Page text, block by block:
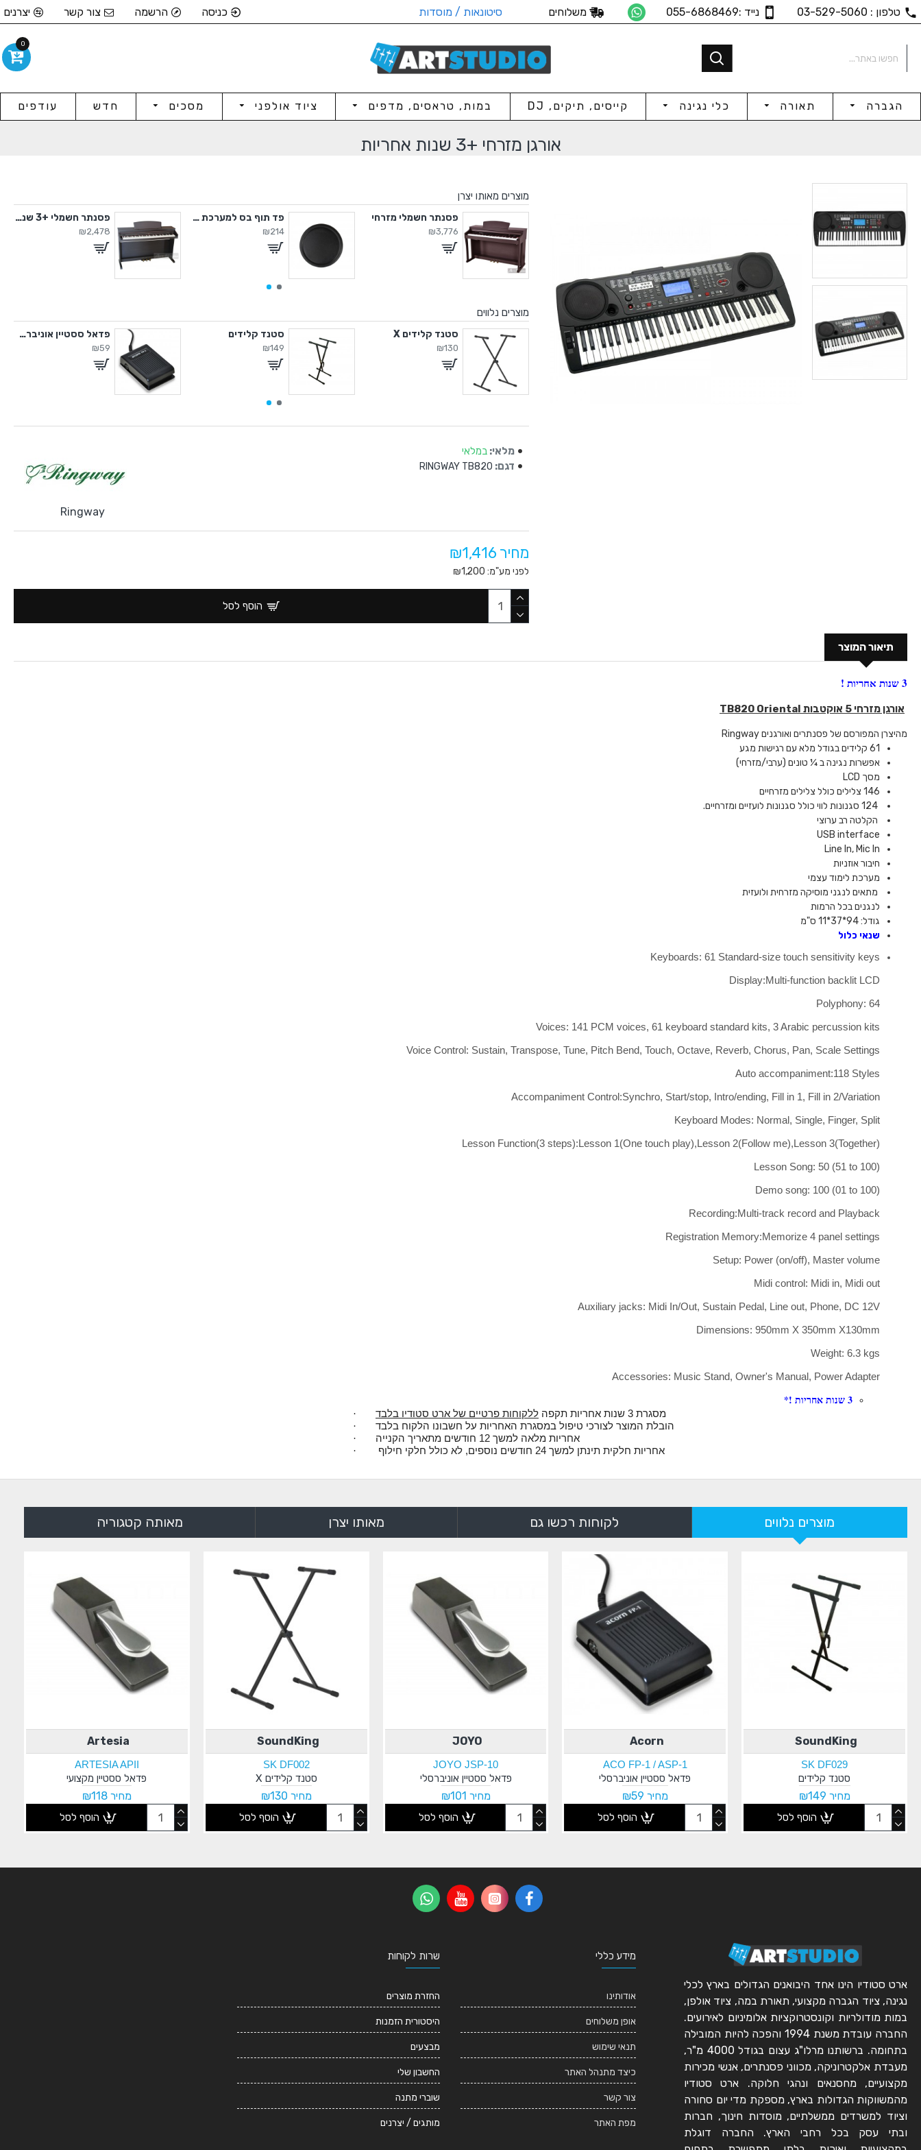
טלפון : 03-529-5060 נייד :055-6868469 משלוחים סיטונאות / מוסדות כניסה הרשמה צור קשר יצרנים
הגברה תאורה כלי נגינה קייסים, תיקים, DJ במות, טראסים, מדפים ציוד אולפני מסכים חדש עודפים
אורגן מזרחי +3 שנות אחריות
מוצרים מאותו יצרן
פסנתר חשמלי מזרחי
₪3,776
פד תוף בס למערכת TD92
₪214
פסנתר חשמלי +3 שנות אחריות
₪2,478
מוצרים נלווים
פדאל ססטיין אוניברסלי
₪101
סטנד קלידים X
₪130
סטנד קלידים
₪149
פדאל ססטיין אוניברסלי
₪59
מלאי: במלאי
דגם: RINGWAY TB820
Ringway
מחיר ₪1,416
לפני מע"מ: ₪1,200
הוסף לסל
תיאור המוצר
3 שנות אחריות !
אורגן מזרחי 5 אוקטבות TB820 Oriental
מהיצרן המפורסם של פסנתרים ואורגנים Ringway
61 קלידים בגודל מלא עם רגישות מגע
אפשרות נגינה ב ¼ טונים (ערבי/מזרחי)
מסך LCD
146 צלילים כולל צלילים מזרחיים
הקלטה רב ערוצי
USB interface
Line In, Mic In
חיבור אוזניות
מערכת לימוד עצמי
מתאים לנגני מוסיקה מזרחית ולועזית
לנגנים בכל הרמות
גודל: 94*37*11 ס"מ
שנאי כלול
Keyboards: 61 Standard-size touch sensitivity keys
Display:Multi-function backlit LCD
Polyphony: 64
Voices: 141 PCM voices, 61 keyboard standard kits, 3 Arabic percussion kits
Voice Control: Sustain, Transpose, Tune, Pitch Bend, Touch, Octave, Reverb, Chorus, Pan, Scale Settings
Auto accompaniment:118 Styles
Accompaniment Control:Synchro, Start/stop, Intro/ending, Fill in 1, Fill in 2/Variation
Keyboard Modes: Normal, Single, Finger, Split
Lesson Function(3 steps):Lesson 1(One touch play),Lesson 2(Follow me),Lesson 3(Together)
Lesson Song: 50 (51 to 100)
Demo song: 100 (01 to 100)
Recording:Multi-track record and Playback
Registration Memory:Memorize 4 panel settings
Setup: Power (on/off), Master volume
Midi control: Midi in, Midi out
Auxiliary jacks: Midi In/Out, Sustain Pedal, Line out, Phone, DC 12V
Dimensions: 950mm X 350mm X130mm
Weight: 6.3 kgs
Accessories: Music Stand, Owner's Manual, Power Adapter
3 שנות אחריות !*
· מסגרת 3 שנות אחריות תקפה ללקוחות פרטיים של ארט סטודיו בלבד
· הובלת המוצר לצורכי טיפול במסגרת האחריות על חשבונו הלקוח בלבד
· אחריות מלאה למשך 12 חודשים מתאריך הקנייה
· אחריות חלקית תינתן למשך 24 חודשים נוספים, לא כולל חלקי חילוף
מוצרים נלווים לקוחות רכשו גם מאותו יצרן מאותה קטגוריה
SoundKing
SK DF029
סטנד קלידים
מחיר ₪149
הוסף לסל
Acorn
ACO FP-1 / ASP-1
פדאל ססטיין אוניברסלי
מחיר ₪59
הוסף לסל
JOYO
JOYO JSP-10
פדאל ססטיין אוניברסלי
מחיר ₪101
הוסף לסל
SoundKing
SK DF002
סטנד קלידים X
מחיר ₪130
הוסף לסל
Artesia
ARTESIA APII
פדאל ססטיין מקצועי
מחיר ₪118
הוסף לסל
ארט סטודיו הינו אחד היבואנים הגדולים בארץ לכלי
נגינה, ציוד הגברה מקצועי, תאורת במה, ציוד אולפן,
במות מודולריות וקונסטרוקציות אלומיניום לאירועים.
החברה עובדת משנת 1994 והפכה להיות המובילה
בתחומה. ברשותנו מרלו"ג עצום בגודל 4000 מ"ר,
מעבדת אלקטרוניקה, מכווני פסנתרים, אנשי מכירות
מקצועיים, מחסנאים ונהגי חלוקה. ארט סטודיו
מהמשווקות הגדולות בארץ, מספקת מדי יום סחורה
וציוד למשרדים ממשלתיים, מוסדות חינוך, חברות
ובתי עסק בכל רחבי הארץ. החברה דוגלת
מידע כללי
אודותינו
אופן משלוחים
תנאי שימוש
כיצד מתנהל האתר
צור קשר
מפת האתר
שרות לקוחות
החזרת מוצרים
היסטורית הזמנות
מבצעים
החשבון שלי
שוברי מתנה
מותגים / יצרנים
0